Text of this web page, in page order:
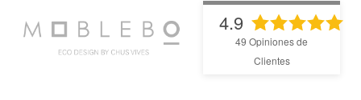
4.9
49 Opiniones de
Clientes